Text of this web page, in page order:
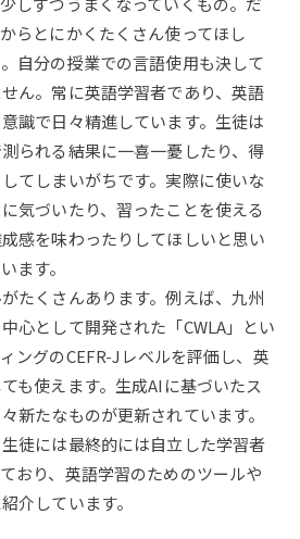
らとにかくたくさん使ってほし
自分の授業での言語使用も決して
ん。常に英語学習者であり、英語
識で日々精進しています。生徒は
られる結果に一喜一憂したり、得
てしまいがちです。実際に使いな
気づいたり、習ったことを使える
感を味わったりしてほしいと思い
ます。
たくさんあります。例えば、九州
心として開発された「CWLA」とい
ングのCEFR-Jレベルを評価し、英
も使えます。生成AIに基づいたス
新たなものが更新されています。
徒には最終的には自立した学習者
おり、英語学習のためのツールや
介しています。